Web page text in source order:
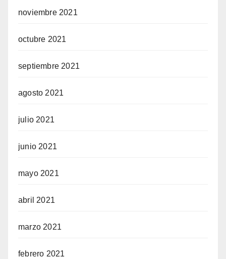
noviembre 2021
octubre 2021
septiembre 2021
agosto 2021
julio 2021
junio 2021
mayo 2021
abril 2021
marzo 2021
febrero 2021